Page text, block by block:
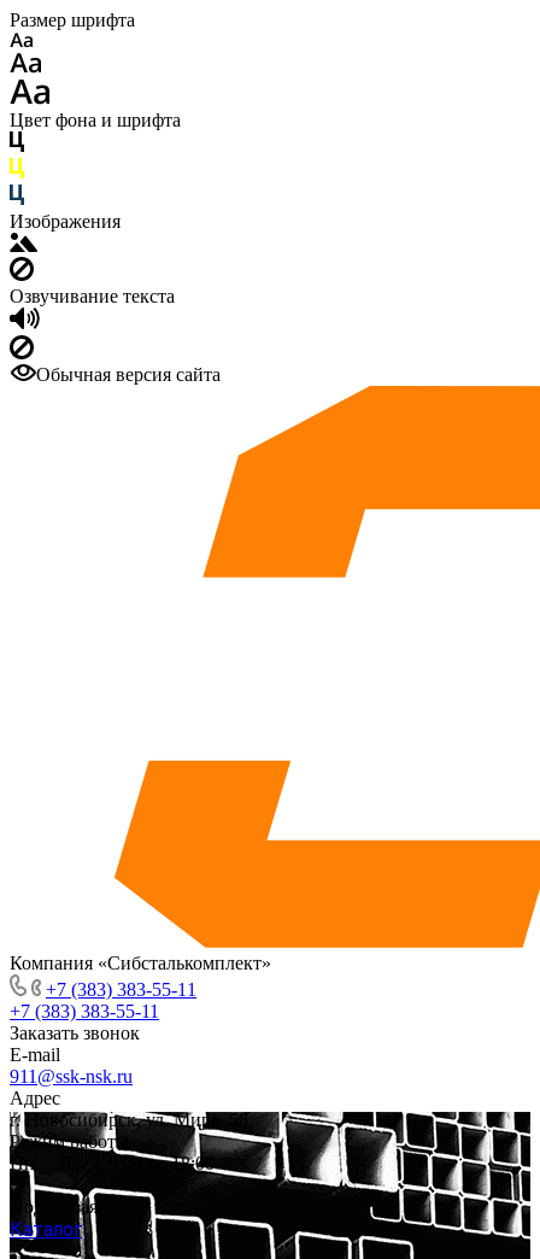
Размер шрифта
Цвет фона и шрифта
Изображения
Озвучивание текста
Обычная версия сайта
Компания «Сибсталькомплект»
+7 (383) 383-55-11
+7 (383) 383-55-11
Заказать звонок
E-mail
911@ssk-nsk.ru
Адрес
г. Новосибирск, ул. Мира, 58
Режим работы
Пн. – Пт.: с 9:00 до 18:00
Подать заявку
Каталог